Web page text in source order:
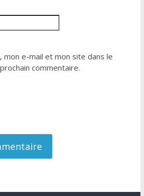
mon e-mail et mon site dans le
commentaire.